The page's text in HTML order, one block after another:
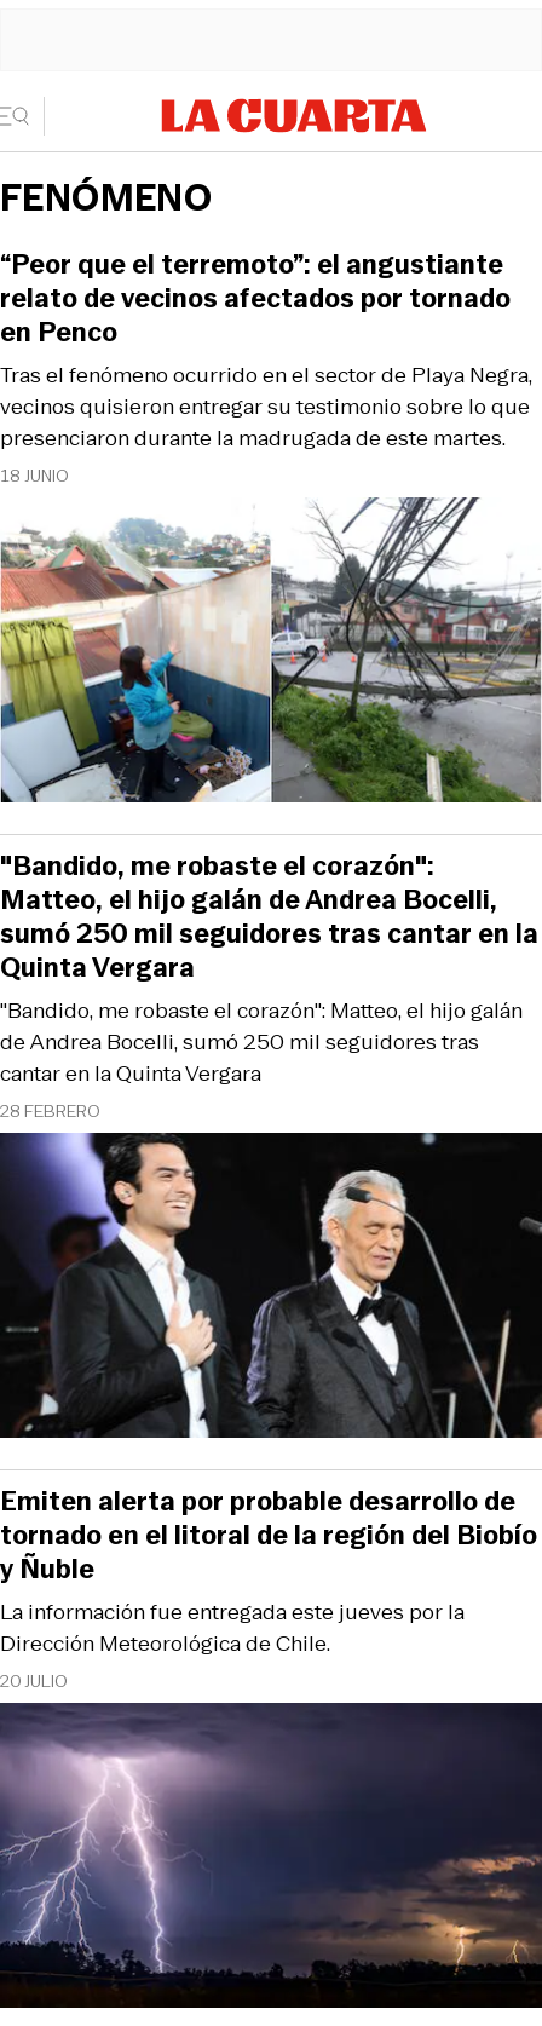
FENÓMENO
18 JUNIO
Tras el fenómeno ocurrido en el sector de Playa Negra,
vecinos quisieron entregar su testimonio sobre lo que
presenciaron durante la madrugada de este martes.
“Peor que el terremoto”: el angustiante
relato de vecinos afectados por tornado
en Penco
28 FEBRERO
"Bandido, me robaste el corazón": Matteo, el hijo galán
de Andrea Bocelli, sumó 250 mil seguidores tras
cantar en la Quinta Vergara
"Bandido, me robaste el corazón":
Matteo, el hijo galán de Andrea Bocelli,
sumó 250 mil seguidores tras cantar en la
Quinta Vergara
20 JULIO
La información fue entregada este jueves por la
Dirección Meteorológica de Chile.
Emiten alerta por probable desarrollo de
tornado en el litoral de la región del Biobío
y Ñuble